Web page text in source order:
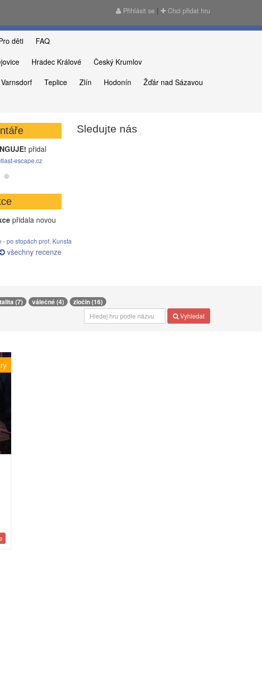
Přihlásit se | Chci přidat hru
děti FAQ
Hradec Králové
Český Krumlov
Varnsdorf Teplice Zlín Hodonín
Žďár nad Sázavou
12.11.2025 -
na hru
přidala novou
po stopách prof. Kunsta
všechny recenze
Sledujte nás
(7) válečné (4) zločin (16)
Vyhledat